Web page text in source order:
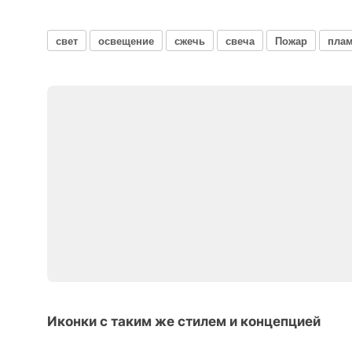
свет освещение сжечь свеча Пожар
Иконки с таким же стилем и концепцией